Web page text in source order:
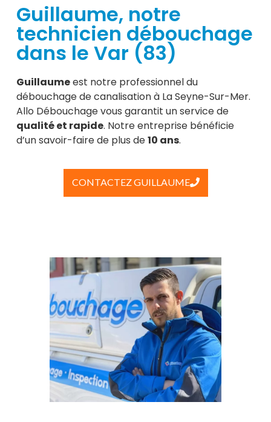
Guillaume, notre
technicien débouchage
dans le Var (83)
Guillaumeest notre professionnel du
débouchage de canalisation à La Seyne-Sur-Mer.
Allo Débouchage vous garantit un service de
qualité et rapide. Notre entreprise bénéficie
d’un savoir-faire de plus de10 ans.
CONTACTEZ GUILLAUME